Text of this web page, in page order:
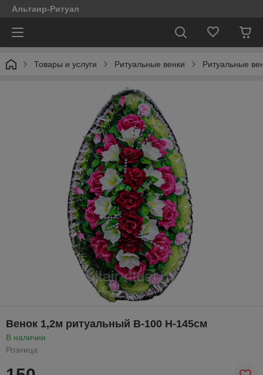
Альтаир-Ритуал
Товары и услуги Ритуальные венки Ритуальные
Венок 1,2м ритуальный В-100 Н-145см
В наличии
Розница